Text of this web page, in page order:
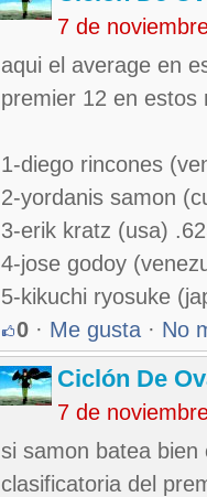
7 de
aqui el average en
premier 12 en estos
1-diego rincones
2-yordanis samon
3-erik kratz (usa)
4-jose godoy
5-kikuchi ryosuke
0 · Me gusta · No
Ciclón De
7 de
si samon batea
clasificatoria del